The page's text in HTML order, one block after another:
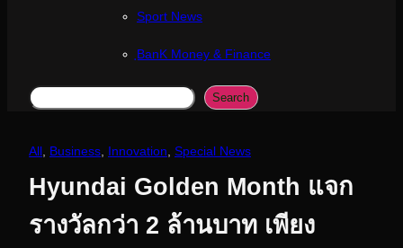
Sport News
ฺBanK Money & Finance
Search Search
All Business Innovation Special News
Hyundai Golden Month แจก
รางวัลกว่า 2 ล้านบาท เพียง